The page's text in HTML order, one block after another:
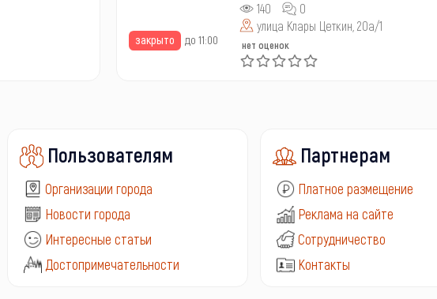
закрыто до 11:00
140
0
улица Клары Цеткин, 20а/1
нет оценок
Пользователям
Организации города
Новости города
Интересные статьи
Достопримечательности
Партнерам
Платное размещение
Реклама на сайте
Сотрудничество
Контакты